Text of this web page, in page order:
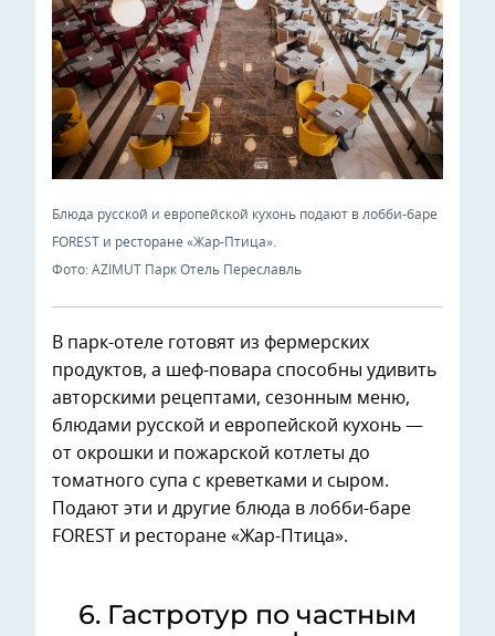
Блюда русской и европейской кухонь подают в лобби-баре
FOREST и ресторане «Жар-Птица».
Фото: AZIMUT Парк Отель Переславль
В парк-отеле готовят из фермерских
продуктов, а шеф-повара способны удивить
авторскими рецептами, сезонным меню,
блюдами русской и европейской кухонь —
от окрошки и пожарской котлеты до
томатного супа с креветками и сыром.
Подают эти и другие блюда в лобби-баре
FOREST и ресторане «Жар-Птица».
6. Гастротур по частным